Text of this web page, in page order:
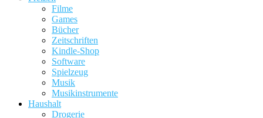
Filme
Games
Bücher
Zeitschriften
Kindle-Shop
Software
Spielzeug
Musik
Musikinstrumente
Haushalt
Drogerie